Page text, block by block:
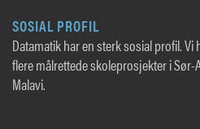
SOSIAL PROFIL
Datamatik har en sterk sosial profil.
flere målrettede skoleprosjekter i Sør-
Malavi.